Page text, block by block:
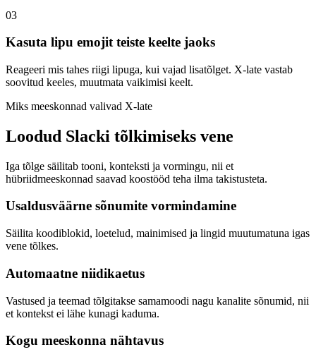
03
Kasuta lipu emojit teiste keelte jaoks
Reageeri mis tahes riigi lipuga, kui vajad lisatõlget. X-late vastab
soovitud keeles, muutmata vaikimisi keelt.
Miks meeskonnad valivad X-late
Loodud Slacki tõlkimiseks vene
Iga tõlge säilitab tooni, konteksti ja vormingu, nii et
hübriidmeeskonnad saavad koostööd teha ilma takistusteta.
Usaldusväärne sõnumite vormindamine
Säilita koodiblokid, loetelud, mainimised ja lingid muutumatuna igas
vene tõlkes.
Automaatne niidikaetus
Vastused ja teemad tõlgitakse samamoodi nagu kanalite sõnumid, nii
et kontekst ei lähe kunagi kaduma.
Kogu meeskonna nähtavus